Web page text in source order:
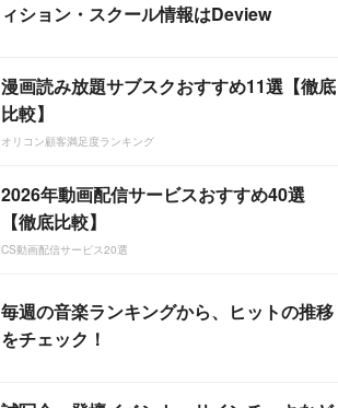
ィション・スクール情報はDeview
漫画読み放題サブスクおすすめ11選【徹底
比較】
オリコン顧客満足度ランキング
2026年動画配信サービスおすすめ40選
【徹底比較】
CS動画配信サービス20選
毎週の音楽ランキングから、ヒットの推移
をチェック！